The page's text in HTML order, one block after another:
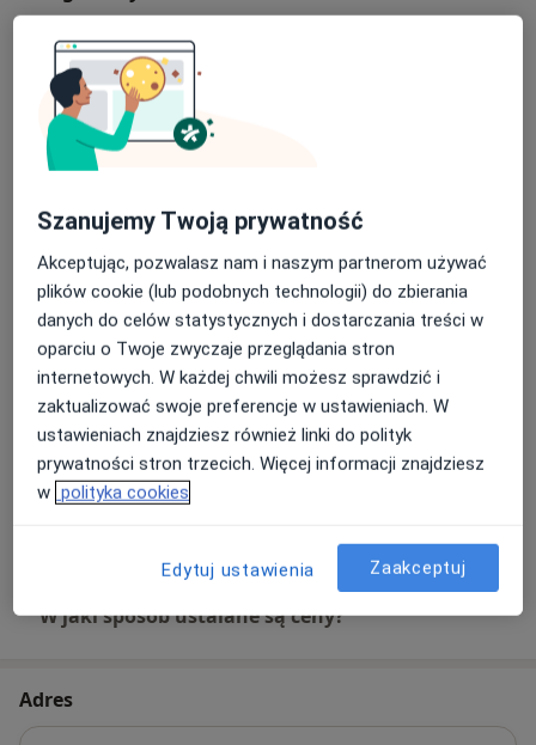
Konsultacja psychologiczna
Od 150 zł Szczegóły
Psychoterapia indywidualna
150 zł Szczegóły
Od 200 zł Szczegóły Umów wizytę
Interwencja kryzysowa
Od 150 zł Szczegóły Umów wizytę
Psychoterapia dzieci
150 zł Szczegóły Umów wizytę
W jaki sposób ustalane są ceny?
Adres
Szanujemy Twoją prywatność
Akceptując, pozwalasz nam i naszym partnerom używać
plików cookie (lub podobnych technologii) do zbierania
danych do celów statystycznych i dostarczania treści w
oparciu o Twoje zwyczaje przeglądania stron
internetowych. W każdej chwili możesz sprawdzić i
zaktualizować swoje preferencje w ustawieniach. W
ustawieniach znajdziesz również linki do polityk
prywatności stron trzecich. Więcej informacji znajdziesz
w polityka cookies
Edytuj ustawienia Zaakceptuj